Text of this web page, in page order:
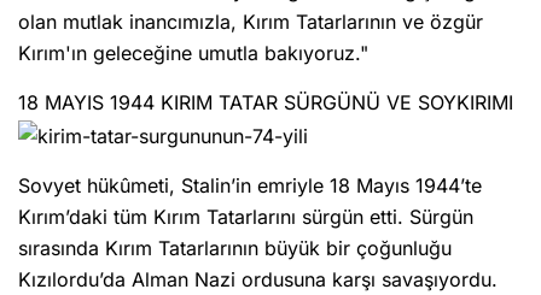
olan mutlak inancımızla, Kırım Tatarlarının ve özgür
Kırım'ın geleceğine umutla bakıyoruz."
18 MAYIS 1944 KIRIM TATAR SÜRGÜNÜ VE SOYKIRIMI
Sovyet hükûmeti, Stalin’in emriyle 18 Mayıs 1944’te
Kırım’daki tüm Kırım Tatarlarını sürgün etti. Sürgün
sırasında Kırım Tatarlarının büyük bir çoğunluğu
Kızılordu’da Alman Nazi ordusuna karşı savaşıyordu.